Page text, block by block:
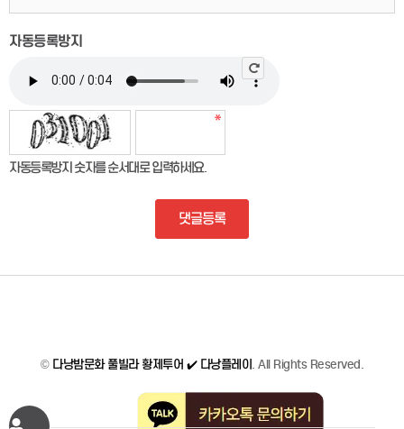
자동등록방지
자동등록방지 숫자를 순서대로 입력하세요.
댓글등록
© 다낭밤문화 풀빌라 황제투어 ✔️ 다낭플레이 . All Rights Reserved.